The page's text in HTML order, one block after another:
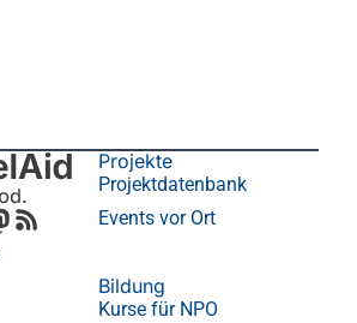
Projekte
Projektdatenbank
Events vor Ort
Bildung
Kurse für NPO